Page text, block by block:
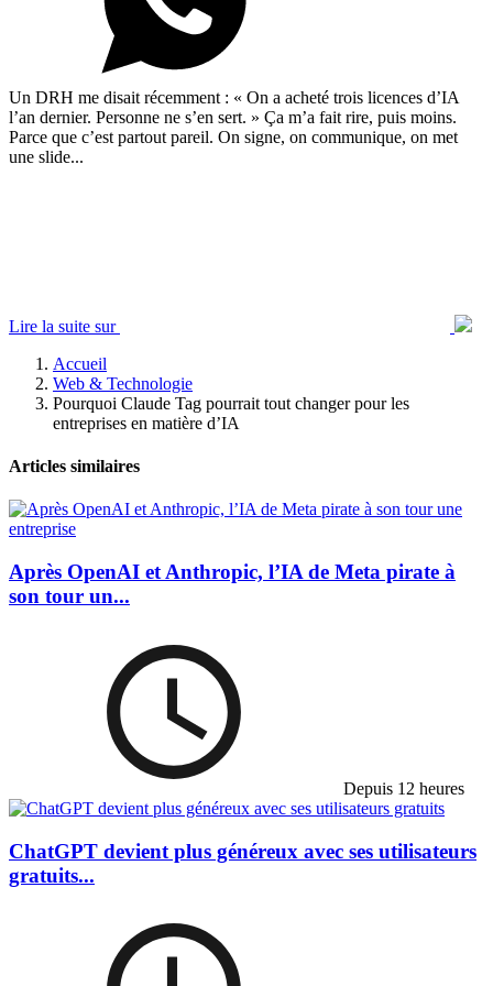
Un DRH me disait récemment : « On a acheté trois licences d’IA
l’an dernier. Personne ne s’en sert. » Ça m’a fait rire, puis moins.
Parce que c’est partout pareil. On signe, on communique, on met
une slide...
Lire la suite sur
Accueil
Web & Technologie
Pourquoi Claude Tag pourrait tout changer pour les
entreprises en matière d’IA
Articles similaires
Après OpenAI et Anthropic, l’IA de Meta pirate à
son tour un...
Depuis 12 heures
ChatGPT devient plus généreux avec ses utilisateurs
gratuits...